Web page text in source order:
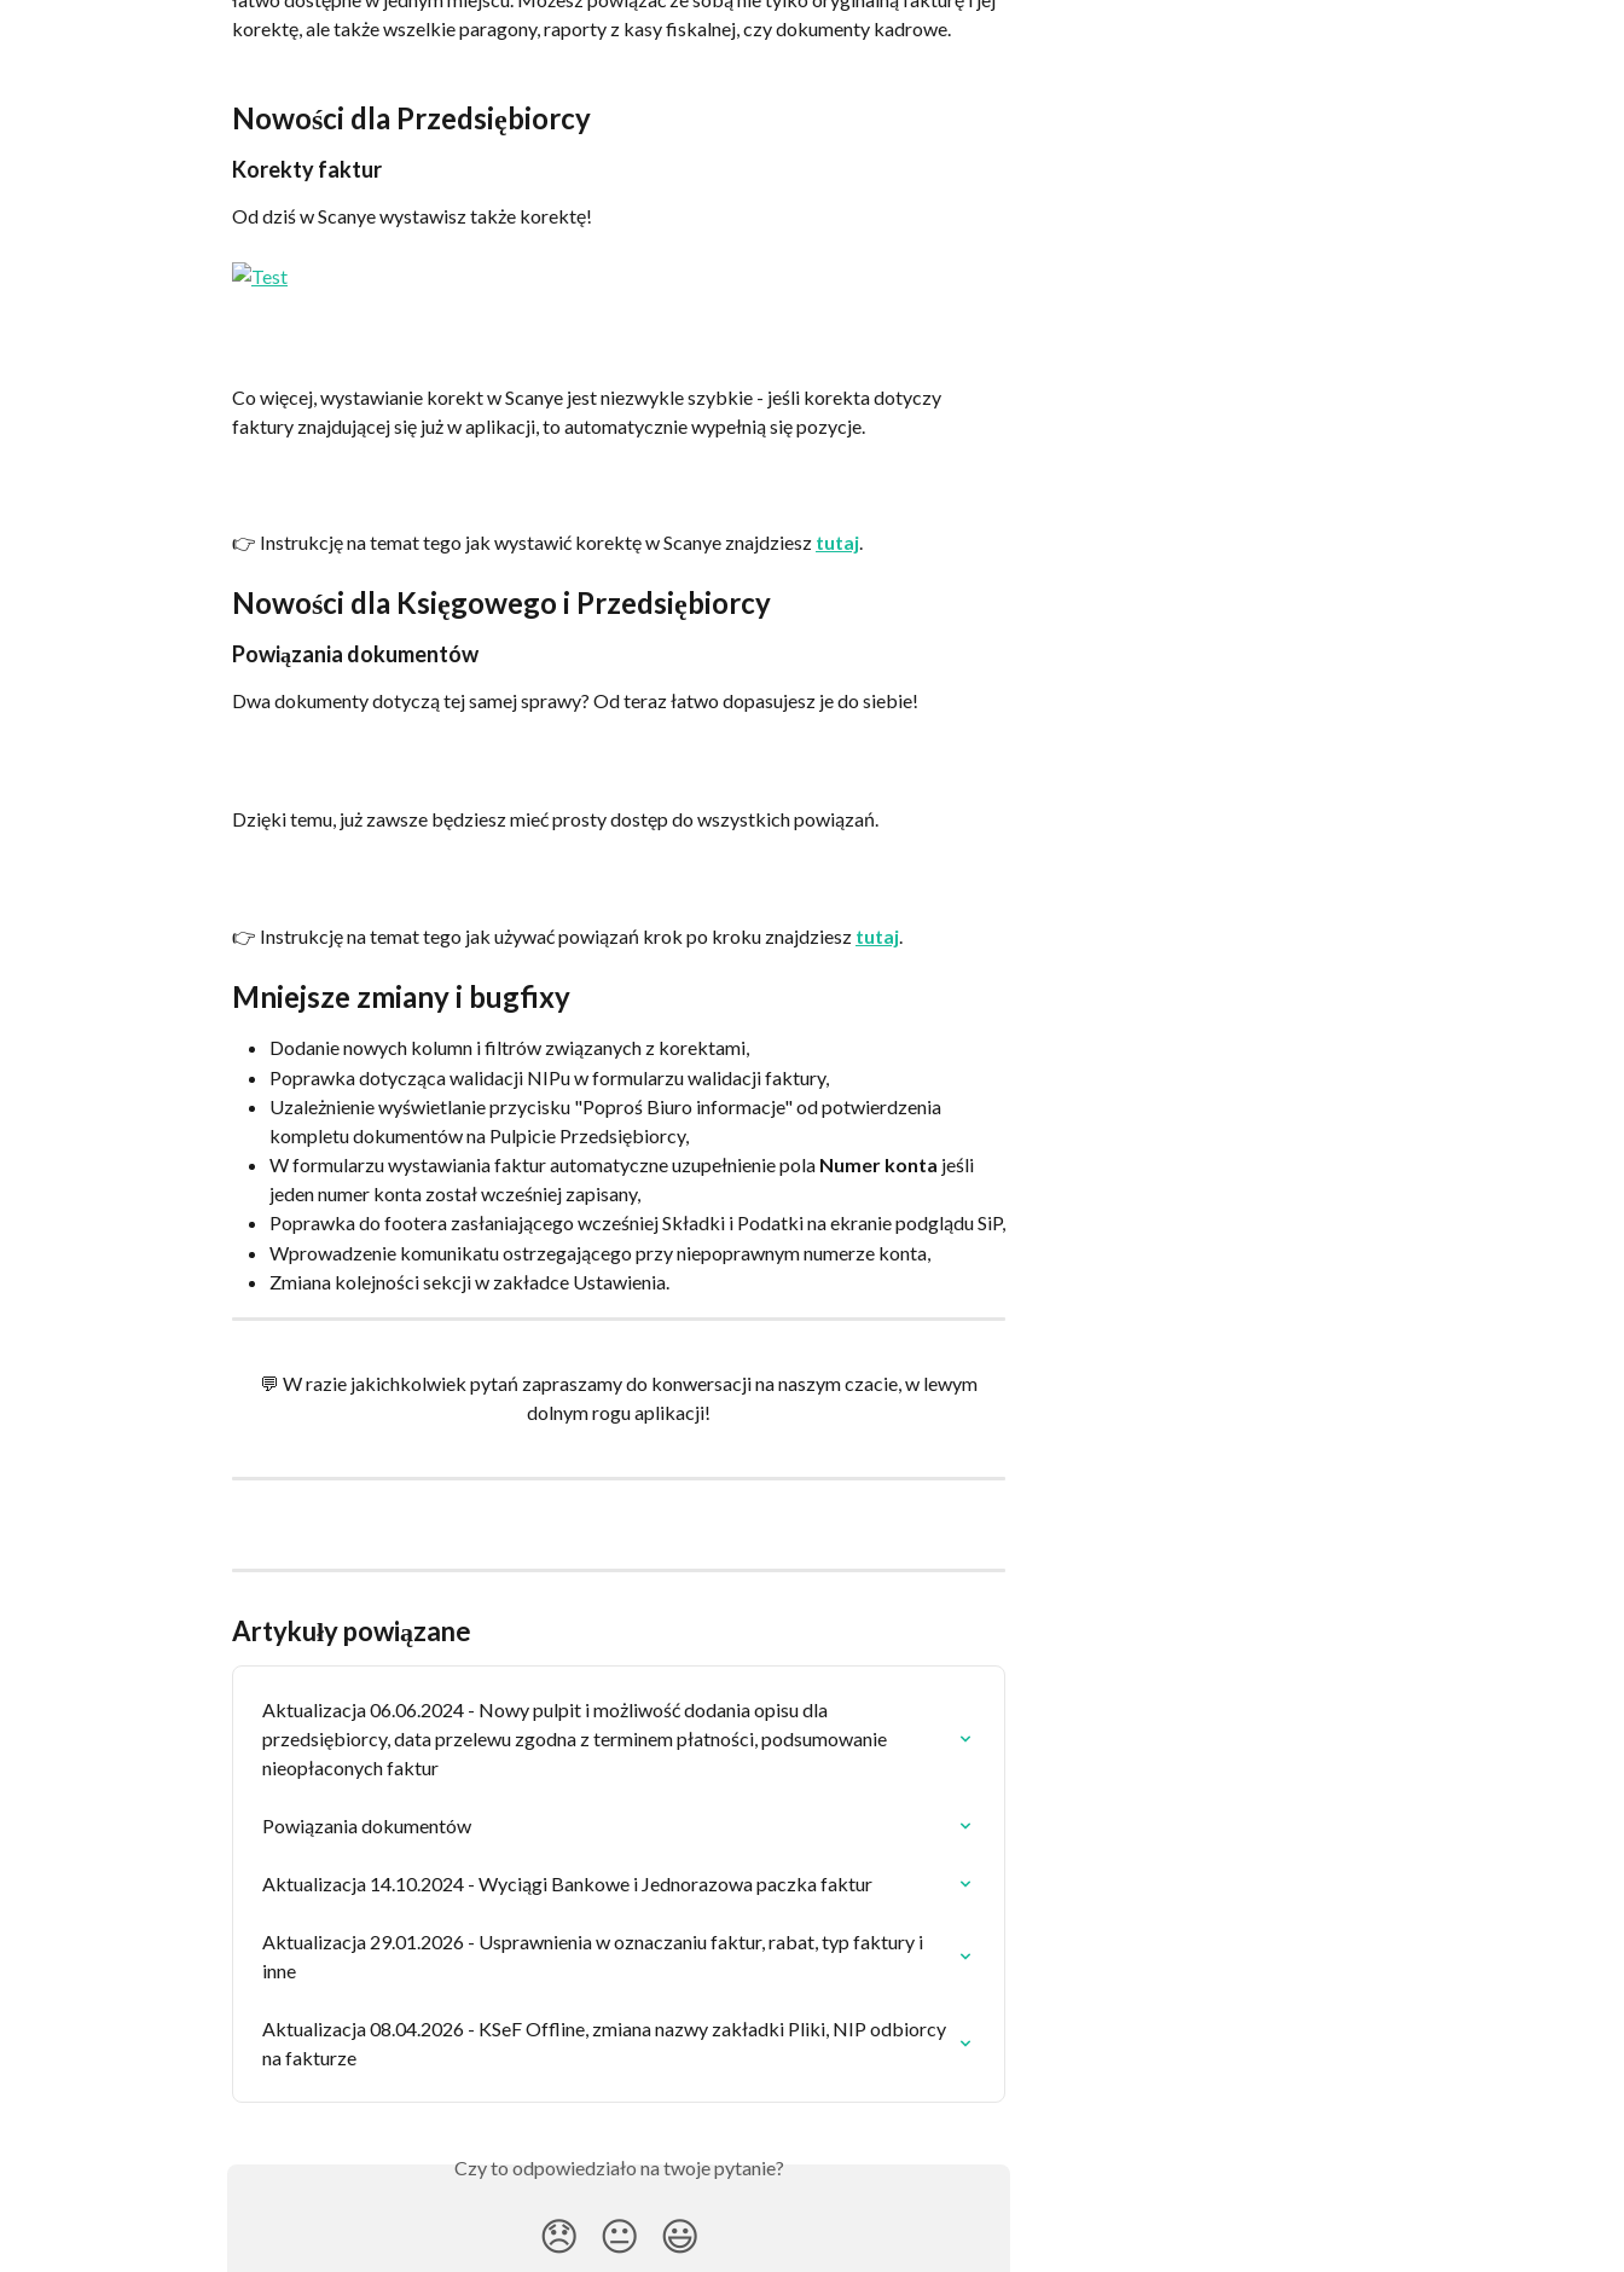
korektę, ale także wszelkie paragony, raporty z kasy fiskalnej, czy dokumenty kadrowe.
Nowości dla Przedsiębiorcy
Korekty faktur
Od dziś w Scanye wystawisz także korektę!
Co więcej, wystawianie korekt w Scanye jest niezwykle szybkie - jeśli korekta dotyczy
faktury znajdującej się już w aplikacji, to automatycznie wypełnią się pozycje.
👉 Instrukcję na temat tego jak wystawić korektę w Scanye znajdziesz tutaj.
Nowości dla Księgowego i Przedsiębiorcy​
Powiązania dokumentów
Dwa dokumenty dotyczą tej samej sprawy? Od teraz łatwo dopasujesz je do siebie!
Dzięki temu, już zawsze będziesz mieć prosty dostęp do wszystkich powiązań.
👉 Instrukcję na temat tego jak używać powiązań krok po kroku znajdziesz tutaj.
Mniejsze zmiany i bugfixy
Dodanie nowych kolumn i filtrów związanych z korektami,
Poprawka dotycząca walidacji NIPu w formularzu walidacji faktury,
Uzależnienie wyświetlanie przycisku "Poproś Biuro informacje" od potwierdzenia
kompletu dokumentów na Pulpicie Przedsiębiorcy,
W formularzu wystawiania faktur automatyczne uzupełnienie pola Numer konta jeśli
jeden numer konta został wcześniej zapisany,
Poprawka do footera zasłaniającego wcześniej Składki i Podatki na ekranie podglądu SiP,
Wprowadzenie komunikatu ostrzegającego przy niepoprawnym numerze konta,
Zmiana kolejności sekcji w zakładce Ustawienia.
💬 W razie jakichkolwiek pytań zapraszamy do konwersacji na naszym czacie, w lewym
dolnym rogu aplikacji!
Artykuły powiązane
Aktualizacja 06.06.2024 - Nowy pulpit i możliwość dodania opisu dla
przedsiębiorcy, data przelewu zgodna z terminem płatności, podsumowanie
nieopłaconych faktur
Powiązania dokumentów
Aktualizacja 14.10.2024 - Wyciągi Bankowe i Jednorazowa paczka faktur
Aktualizacja 29.01.2026 - Usprawnienia w oznaczaniu faktur, rabat, typ faktury i
inne
Aktualizacja 08.04.2026 - KSeF Offline, zmiana nazwy zakładki Pliki, NIP odbiorcy
na fakturze
Czy to odpowiedziało na twoje pytanie?
😞 😐 😃